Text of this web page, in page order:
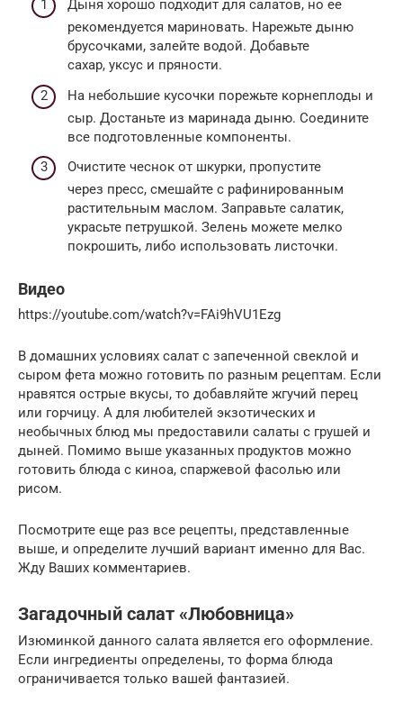
Дыня хорошо подходит для салатов, но ее
рекомендуется мариновать. Нарежьте дыню
брусочками, залейте водой. Добавьте
сахар, уксус и пряности.
На небольшие кусочки порежьте корнеплоды и
сыр. Достаньте из маринада дыню. Соедините
все подготовленные компоненты.
Очистите чеснок от шкурки, пропустите
через пресс, смешайте с рафинированным
растительным маслом. Заправьте салатик,
украсьте петрушкой. Зелень можете мелко
покрошить, либо использовать листочки.
Видео
https://youtube.com/watch?v=FAi9hVU1Ezg
В домашних условиях салат с запеченной свеклой и
сыром фета можно готовить по разным рецептам. Если
нравятся острые вкусы, то добавляйте жгучий перец
или горчицу. А для любителей экзотических и
необычных блюд мы предоставили салаты с грушей и
дыней. Помимо выше указанных продуктов можно
готовить блюда с киноа, спаржевой фасолью или
рисом.
Посмотрите еще раз все рецепты, представленные
выше, и определите лучший вариант именно для Вас.
Жду Ваших комментариев.
Загадочный салат «Любовница»
Изюминкой данного салата является его оформление.
Если ингредиенты определены, то форма блюда
ограничивается только вашей фантазией.